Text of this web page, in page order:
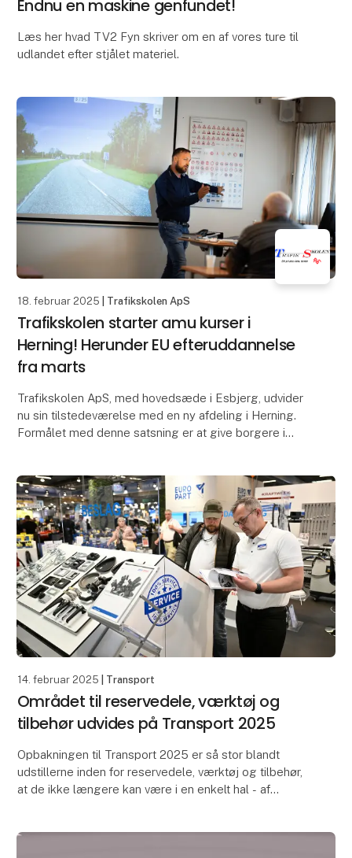
Endnu en maskine genfundet!
Læs her hvad TV2 Fyn skriver om en af vores ture til
udlandet efter stjålet materiel.
18. februar 2025 | Trafikskolen ApS
Trafikskolen starter amu kurser i
Herning! Herunder EU efteruddannelse
fra marts
Trafikskolen ApS, med hovedsæde i Esbjerg, udvider
nu sin tilstedeværelse med en ny afdeling i Herning.
Formålet med denne satsning er at give borgere i
14. februar 2025 | Transport
Området til reservedele, værktøj og
tilbehør udvides på Transport 2025
Opbakningen til Transport 2025 er så stor blandt
udstillerne inden for reservedele, værktøj og tilbehør,
at de ikke længere kan være i en enkelt hal - af